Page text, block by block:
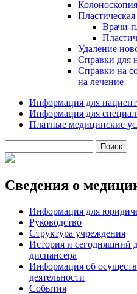
Врачи-
Удаление
Справки для
Справки на
на лечение
Информация для
Информация для
Платные медицинские
Форма поиска
Сведения о
Информация для
Руководство
Структура учреждения
История и сегодняшний
диспансера
Информация об
деятельности
События